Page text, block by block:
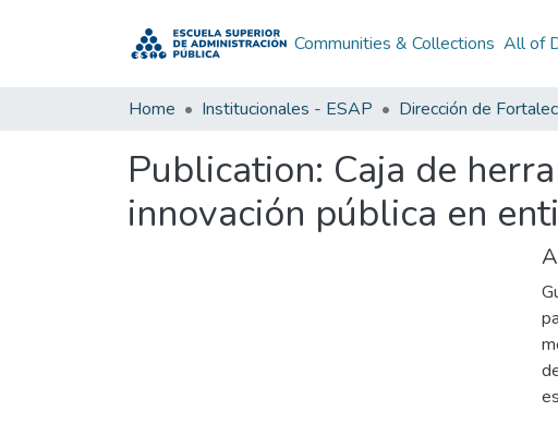
Communities & Collections All of
Home Institucionales - ESAP
Publication: Caja de
innovación pública en